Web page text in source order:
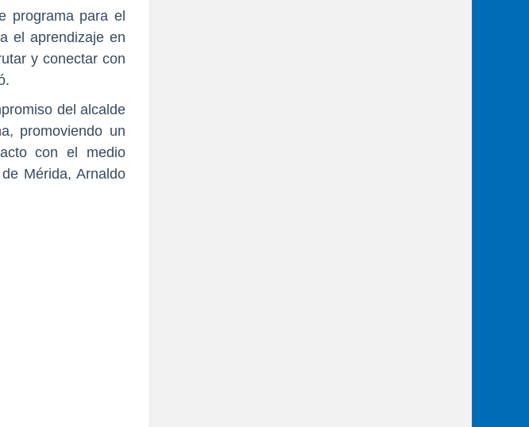
programa para el
el aprendizaje en
y conectar con
del alcalde
promoviendo un
con el medio
Mérida, Arnaldo